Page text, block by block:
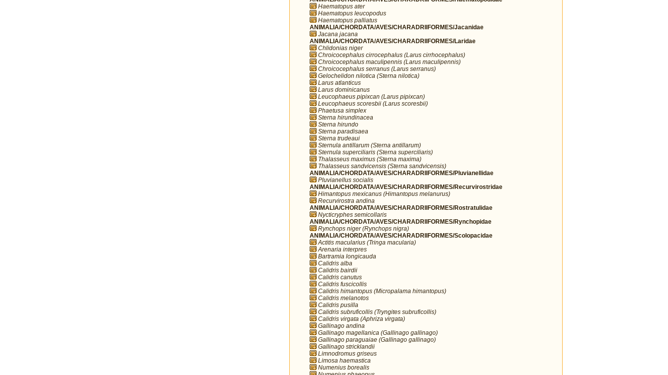
Haematopus ater
Haematopus leucopodus
Haematopus palliatus
ANIMALIA/CHORDATA/AVES/CHARADRIIFORMES/Jacanidae
Jacana jacana
ANIMALIA/CHORDATA/AVES/CHARADRIIFORMES/Laridae
Chlidonias niger
Chroicocephalus cirrocephalus (Larus cirrhocephalus)
Chroicocephalus maculipennis (Larus maculipennis)
Chroicocephalus serranus (Larus serranus)
Gelochelidon nilotica (Sterna nilotica)
Larus atlanticus
Larus dominicanus
Leucophaeus pipixcan (Larus pipixcan)
Leucophaeus scoresbii (Larus scoresbii)
Phaetusa simplex
Sterna hirundinacea
Sterna hirundo
Sterna paradisaea
Sterna trudeaui
Sternula antillarum (Sterna antillarum)
Sternula superciliaris (Sterna superciliaris)
Thalasseus maximus (Sterna maxima)
Thalasseus sandvicensis (Sterna sandvicensis)
ANIMALIA/CHORDATA/AVES/CHARADRIIFORMES/Pluvianellidae
Pluvianellus socialis
ANIMALIA/CHORDATA/AVES/CHARADRIIFORMES/Recurvirostridae
Himantopus mexicanus (Himantopus melanurus)
Recurvirostra andina
ANIMALIA/CHORDATA/AVES/CHARADRIIFORMES/Rostratulidae
Nycticryphes semicollaris
ANIMALIA/CHORDATA/AVES/CHARADRIIFORMES/Rynchopidae
Rynchops niger (Rynchops nigra)
ANIMALIA/CHORDATA/AVES/CHARADRIIFORMES/Scolopacidae
Actitis macularius (Tringa macularia)
Arenaria interpres
Bartramia longicauda
Calidris alba
Calidris bairdii
Calidris canutus
Calidris fuscicollis
Calidris himantopus (Micropalama himantopus)
Calidris melanotos
Calidris pusilla
Calidris subruficollis (Tryngites subruficollis)
Calidris virgata (Aphriza virgata)
Gallinago andina
Gallinago magellanica (Gallinago gallinago)
Gallinago paraguaiae (Gallinago gallinago)
Gallinago stricklandii
Limnodromus griseus
Limosa haemastica
Numenius borealis